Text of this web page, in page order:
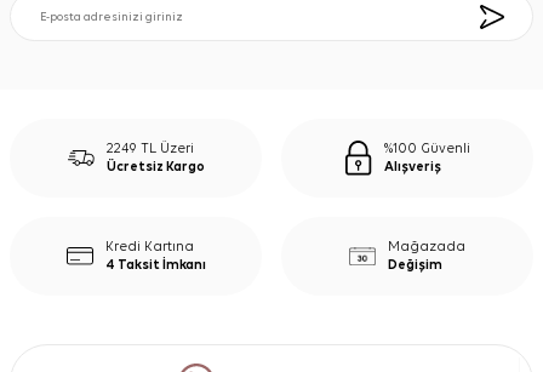
2249 TL Üzeri
Ücretsiz Kargo
%100 Güvenli
Alışveriş
Kredi Kartına
4 Taksit İmkanı
Mağazada
Değişim